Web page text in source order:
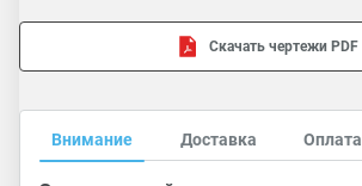
Скачать чертежи PDF
Внимание Доставка Оплата